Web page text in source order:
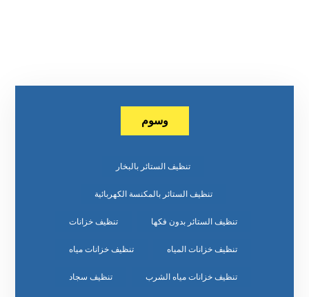
وسوم
تنظيف الستائر بالبخار
تنظيف الستائر بالمكنسة الكهربائية
تنظيف الستائر بدون فكها تنظيف خزانات
تنظيف خزانات المياه تنظيف خزانات مياه
تنظيف خزانات مياه الشرب تنظيف سجاد